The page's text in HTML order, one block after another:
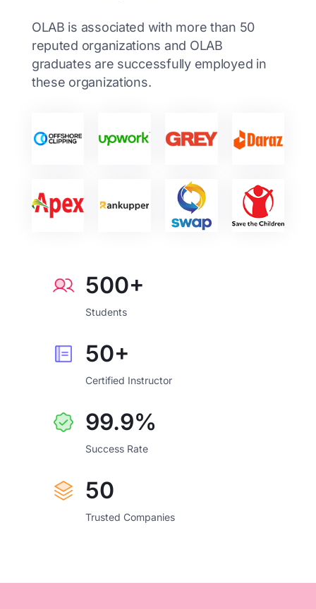
OLAB is associated with more than 50
reputed organizations and OLAB
graduates are successfully employed in
these organizations.
500+
Students
50+
Certified Instructor
99.9%
Success Rate
50
Trusted Companies